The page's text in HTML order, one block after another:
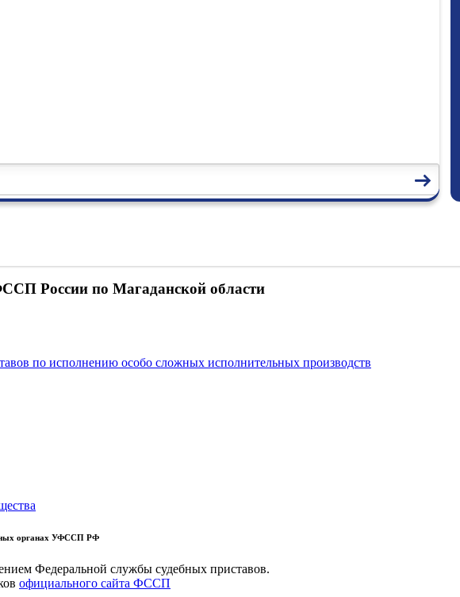
России по Магаданской области
по исполнению особо сложных исполнительных производств
органах УФССП РФ
Федеральной службы судебных приставов.
официального сайта ФССП